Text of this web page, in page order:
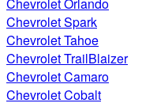
Chevrolet Spark
Chevrolet Tahoe
Chevrolet TrailBlaizer
Chevrolet Camaro
Chevrolet Cobalt